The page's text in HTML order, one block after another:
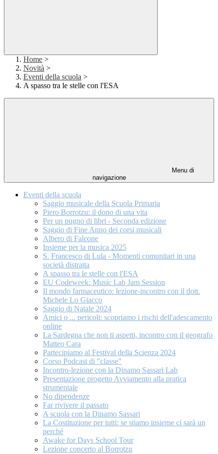
Home >
Novità >
Eventi della scuola >
A spasso tra le stelle con l'ESA
Menu di
navigazione
Eventi della scuola
Saggio musicale della Scuola Primaria
Piero Borrotzu: il dono di una vita
Per un pugno di libri - Seconda edizione
Saggio di Fine Anno dei corsi musicali
Albero di Falcone
Insieme per la musica 2025
S. Francesco di Lula - Momenti comunitari in una
società distratta
A spasso tra le stelle con l'ESA
EU Codeweek: Music Lab Jam Session
Il mondo farmaceutico: lezione-incontro con il dott.
Michele Lo Giacco
Saggio di Natale 2024
Amici o ... pericoli: scopriamo i rischi dell'adescamento
online
La Sardegna che non ti aspetti, incontro con il geografo
Matteo Cara
Partecipiamo al Festival della Scienza 2024
Corso Podcast di "classe"
Incontro-lezione con la Dinamo Sassari Lab
Presentazione progetto Avviamento alla pratica
strumentale
No dipendenze
Far rivivere il passato
A scuola con la Dinamo Sassari
La Costituzione per tutti: se stiamo insieme ci sarà un
perché
Awake for Days School Tour
Lezione concerto al Borrotzu